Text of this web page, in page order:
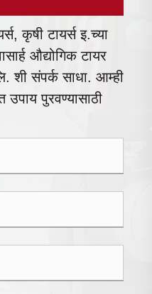
कृषी टायर्स इ.च्या
औद्योगिक टायर
शी संपर्क साधा. आम्ही
उपाय पुरवण्यासाठी